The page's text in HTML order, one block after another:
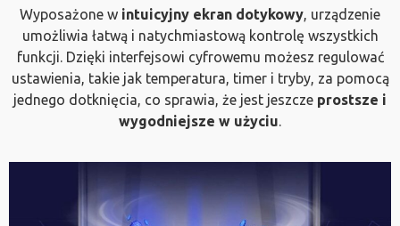
Wyposażone w intuicyjny ekran dotykowy, urządzenie
umożliwia łatwą i natychmiastową kontrolę wszystkich
funkcji. Dzięki interfejsowi cyfrowemu możesz regulować
ustawienia, takie jak temperatura, timer i tryby, za pomocą
jednego dotknięcia, co sprawia, że jest jeszcze prostsze i
wygodniejsze w użyciu.